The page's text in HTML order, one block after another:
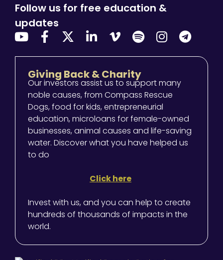
Follow us for free education &
updates
Giving Back & Charity
Our investors assist us to support many
noble causes, from Compass Rescue
Dogs, food for kids, entrepreneurial
education, microloans for female-owned
businesses, animal causes and life-saving
water. Discover what you have helped us
to do
Click here
Invest with us, and you can help to create
hundreds of thousands of impacts in the
world.